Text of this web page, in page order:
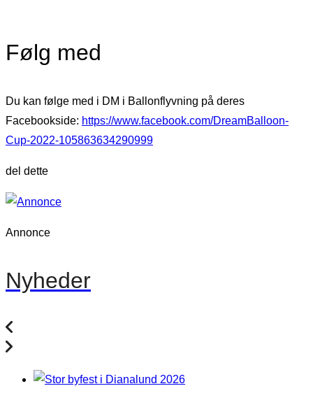
Følg med
Du kan følge med i DM i Ballonflyvning på deres
Facebookside: https://www.facebook.com/DreamBalloon-
Cup-2022-105863634290999
del dette
Annonce
Nyheder